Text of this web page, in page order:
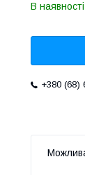
В наявності
+380 (68)